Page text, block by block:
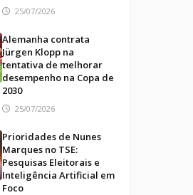
25/07/2026
Alemanha contrata
Jürgen Klopp na
tentativa de melhorar
desempenho na Copa de
2030
25/07/2026
Prioridades de Nunes
Marques no TSE:
Pesquisas Eleitorais e
Inteligência Artificial em
Foco